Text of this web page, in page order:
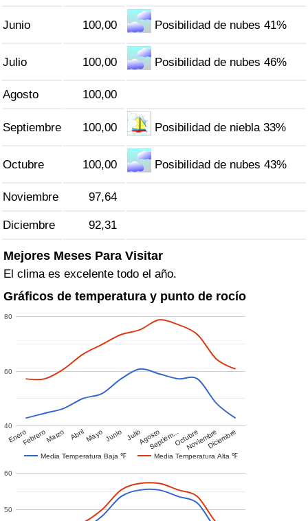
Junio 100,00 Posibilidad de nubes 41%
Julio 100,00 Posibilidad de nubes 46%
Agosto 100,00
Septiembre 100,00 Posibilidad de niebla 33%
Octubre 100,00 Posibilidad de nubes 43%
Noviembre 97,64
Diciembre 92,31
Mejores Meses Para Visitar
El clima es excelente todo el año.
Gráficos de temperatura y punto de rocío
Media Temperatura Baja ℉ Media Temperatura Alta ℉
EneroFebreroMarzo AbrilMayo Junio JulioAgosto
Septiem…OctubreNoviembreDiciembre
40
60
80
50
60
Índice de Tráfico por País